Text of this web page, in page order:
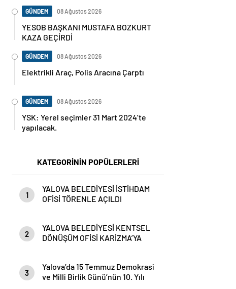
GÜNDEM 08 Ağustos 2026
YESOB BAŞKANI MUSTAFA BOZKURT
KAZA GEÇİRDİ
GÜNDEM 08 Ağustos 2026
Elektrikli Araç, Polis Aracına Çarptı
GÜNDEM 08 Ağustos 2026
YSK: Yerel seçimler 31 Mart 2024’te
yapılacak.
KATEGORİNİN POPÜLERLERİ
1
YALOVA BELEDİYESİ İSTİHDAM
OFİSİ TÖRENLE AÇILDI
2
YALOVA BELEDİYESİ KENTSEL
DÖNÜŞÜM OFİSİ KARİZMA’YA
3
Yalova’da 15 Temmuz Demokrasi
ve Milli Birlik Günü’nün 10. Yılı